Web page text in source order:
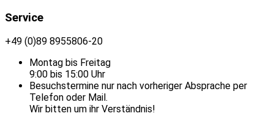
Service
+49 (0)89 8955806-20
Montag bis Freitag
9:00 bis 15:00 Uhr
Besuchstermine nur nach vorheriger Absprache per
Telefon oder Mail.
Wir bitten um ihr Verständnis!